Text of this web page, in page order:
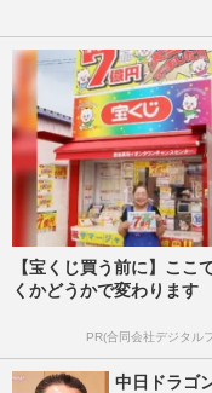
【宝くじ買う前に】ここ
くかどうかで変わります
PR(合同会社デジタル
中日ドラゴ